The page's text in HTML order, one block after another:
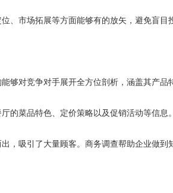
、市场拓展等方面能够有的放矢，避免盲目
够对竞争对手展开全方位剖析，涵盖其产
的菜品特色、定价策略以及促销活动等信
，吸引了大量顾客。商务调查帮助企业做